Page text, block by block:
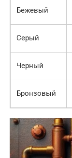
Бежевый
Серый
Черный
Бронзовый